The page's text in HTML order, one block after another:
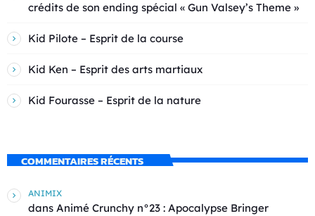
crédits de son ending spécial « Gun Valsey’s Theme »
Kid Pilote – Esprit de la course
Kid Ken – Esprit des arts martiaux
Kid Fourasse – Esprit de la nature
COMMENTAIRES RÉCENTS
ANIMIX
dans Animé Crunchy n°23 : Apocalypse Bringer